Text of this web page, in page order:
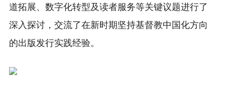
道拓展、数字化转型及读者服务等关键议题进行了
深入探讨，交流了在新时期坚持基督教中国化方向
的出版发行实践经验。